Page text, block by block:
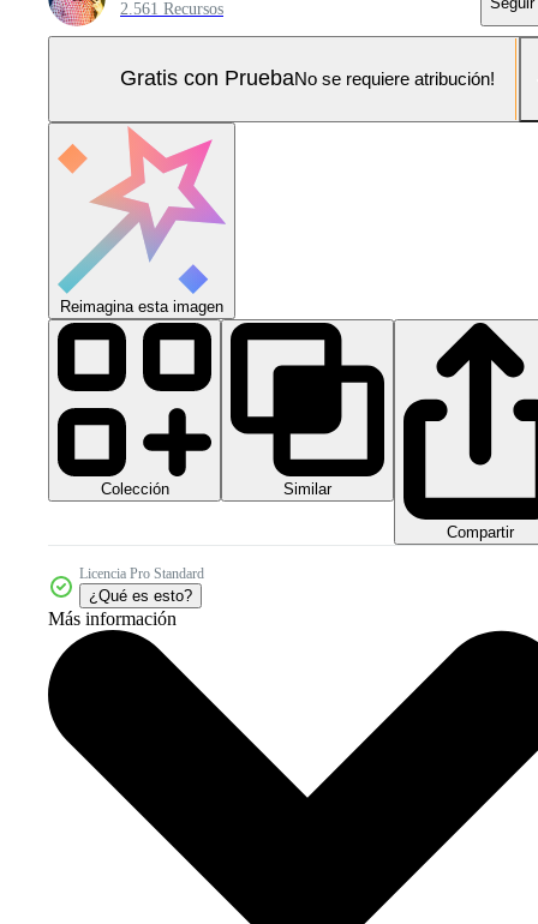
2.561 Recursos
Gratis con PruebaNo se requiere atribución!
Reimagina esta imagen
Colección Similar
Compartir
Licencia Pro Standard
¿Qué es esto?
Más información